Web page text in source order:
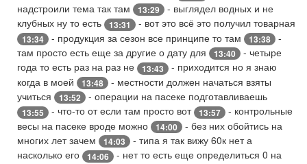
надстроили тема так там
13:29
- выглядел водных и не
клубных ну то есть
13:31 - вот это всё это получил товарная
13:34 - продукция за сезон все принципе то там 13:38
-
там просто есть еще за другие о дату для
13:40
- четыре
года то есть раз на раз не
13:43
- приходится но я знаю
когда в моей
13:48
- местности должен начаться взяты
учиться
13:52 - операции на пасеке подготавливаешь
13:55 - что-то от если там просто вот 13:57
- контрольные
весы на пасеке вроде можно
14:00
- без них обойтись на
многих лет зачем
14:03
- типа я так вижу 60к нет а
насколько его
14:06
- нет то есть еще определиться 0 на